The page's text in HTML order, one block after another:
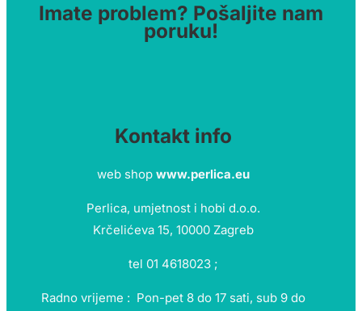
Imate problem? Pošaljite nam
poruku!
Kontakt info
web shop www.perlica.eu
Perlica, umjetnost i hobi d.o.o.
Krčelićeva 15, 10000 Zagreb
tel 01 4618023 ;
Radno vrijeme : Pon-pet 8 do 17 sati, sub 9 do